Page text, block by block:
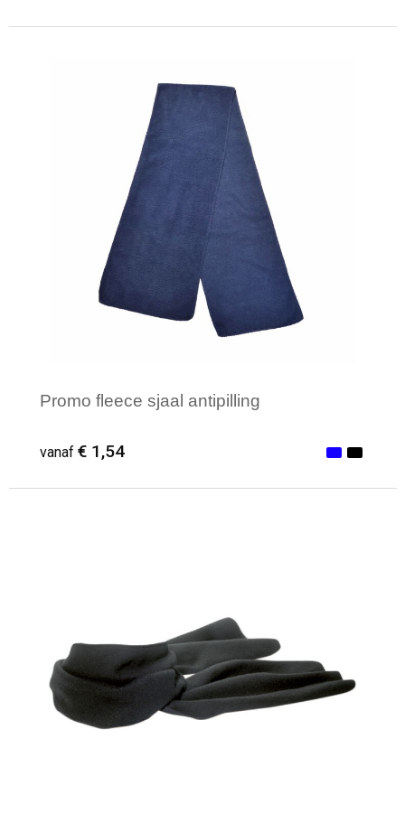
Minimale afname: 1
Promo fleece sjaal antipilling
vanaf € 1,54